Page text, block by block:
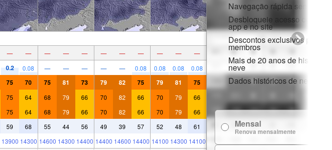
— — — — — — — — — — —
0.2 0.08 — — — — — 0.08 0.08 0.08 0.08
75 70 75 81 73 79 82 75 79 81 75
75 64 68 79 66 70 82 66 70 79 66
75 64 68 79 66 70 82 66 70 79 66
59 68 55 44 56 49 39 57 52 48 61
13900 14300 14600 14300 14400 14400 14600 14400 14100 14300 14100
Navegação rápida sem
Desbloqueie acesso
app e no site
Descontos exclusivos para
membros
Mais de 20 anos de histórico
neve
Dados históricos de neve
Mensal
Renova mensalmente